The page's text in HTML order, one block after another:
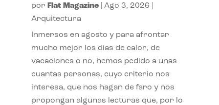
por Flat Magazine| Ago 3, 2026
Arquitectura
Inmersos en agosto y para afrontar
mucho mejor los días de calor, de
vacaciones o no, hemos pedido a unas
cuantas personas, cuyo criterio nos
interesa, que nos hagan de faro y nos
propongan algunas lecturas que, por lo